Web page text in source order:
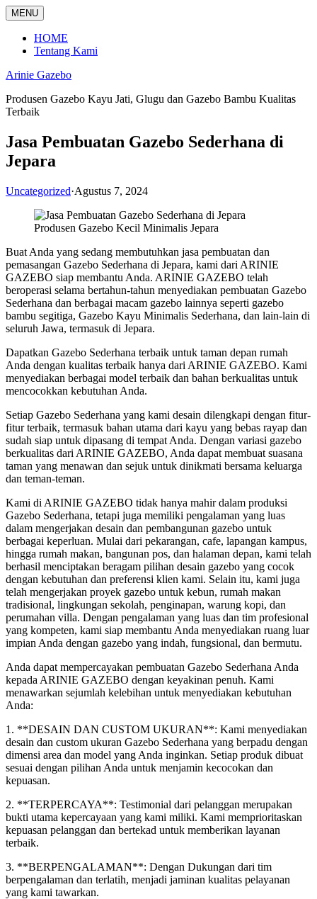
Langsung
ke
konten
MENU
HOME
Tentang Kami
Arinie Gazebo
Produsen Gazebo Kayu Jati, Glugu dan Gazebo Bambu Kualitas
Terbaik
Jasa Pembuatan Gazebo Sederhana di
Jepara
Uncategorized·Agustus 7, 2024
Produsen Gazebo Kecil Minimalis Jepara
Buat Anda yang sedang membutuhkan jasa pembuatan dan
pemasangan Gazebo Sederhana di Jepara, kami dari ARINIE
GAZEBO siap membantu Anda. ARINIE GAZEBO telah
beroperasi selama bertahun-tahun menyediakan pembuatan Gazebo
Sederhana dan berbagai macam gazebo lainnya seperti gazebo
bambu segitiga, Gazebo Kayu Minimalis Sederhana, dan lain-lain di
seluruh Jawa, termasuk di Jepara.
Dapatkan Gazebo Sederhana terbaik untuk taman depan rumah
Anda dengan kualitas terbaik hanya dari ARINIE GAZEBO. Kami
menyediakan berbagai model terbaik dan bahan berkualitas untuk
mencocokkan kebutuhan Anda.
Setiap Gazebo Sederhana yang kami desain dilengkapi dengan fitur-
fitur terbaik, termasuk bahan utama dari kayu yang bebas rayap dan
sudah siap untuk dipasang di tempat Anda. Dengan variasi gazebo
berkualitas dari ARINIE GAZEBO, Anda dapat membuat suasana
taman yang menawan dan sejuk untuk dinikmati bersama keluarga
dan teman-teman.
Kami di ARINIE GAZEBO tidak hanya mahir dalam produksi
Gazebo Sederhana, tetapi juga memiliki pengalaman yang luas
dalam mengerjakan desain dan pembangunan gazebo untuk
berbagai keperluan. Mulai dari pekarangan, cafe, lapangan kampus,
hingga rumah makan, bangunan pos, dan halaman depan, kami telah
berhasil menciptakan beragam pilihan desain gazebo yang cocok
dengan kebutuhan dan preferensi klien kami. Selain itu, kami juga
telah mengerjakan proyek gazebo untuk kebun, rumah makan
tradisional, lingkungan sekolah, penginapan, warung kopi, dan
perumahan villa. Dengan pengalaman yang luas dan tim profesional
yang kompeten, kami siap membantu Anda menyediakan ruang luar
impian Anda dengan gazebo yang indah, fungsional, dan bermutu.
Anda dapat mempercayakan pembuatan Gazebo Sederhana Anda
kepada ARINIE GAZEBO dengan keyakinan penuh. Kami
menawarkan sejumlah kelebihan untuk menyediakan kebutuhan
Anda:
1. **DESAIN DAN CUSTOM UKURAN**: Kami menyediakan
desain dan custom ukuran Gazebo Sederhana yang berpadu dengan
dimensi area dan model yang Anda inginkan. Setiap produk dibuat
sesuai dengan pilihan Anda untuk menjamin kecocokan dan
kepuasan.
2. **TERPERCAYA**: Testimonial dari pelanggan merupakan
bukti utama kepercayaan yang kami miliki. Kami memprioritaskan
kepuasan pelanggan dan bertekad untuk memberikan layanan
terbaik.
3. **BERPENGALAMAN**: Dengan Dukungan dari tim
berpengalaman dan terlatih, menjadi jaminan kualitas pelayanan
yang kami tawarkan.